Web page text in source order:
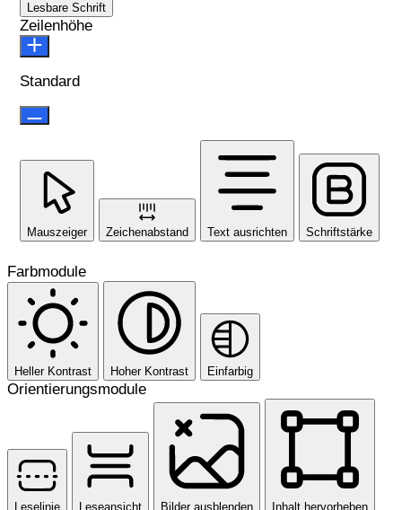
Lesbare Schrift
Zeilenhöhe
Standard
Mauszeiger Zeichenabstand Text ausrichten Schriftstärke
Farbmodule
Heller Kontrast Hoher Kontrast Einfarbig
Orientierungsmodule
Leselinie Leseansicht Bilder ausblenden Inhalt hervorheben